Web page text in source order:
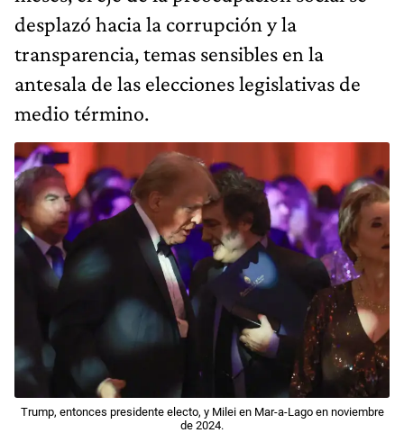
desplazó hacia la corrupción y la
transparencia, temas sensibles en la
antesala de las elecciones legislativas de
medio término.
Trump, entonces presidente electo, y Milei en Mar-a-Lago en noviembre
de 2024.